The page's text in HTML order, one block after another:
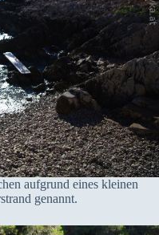
aufgrund eines kleinen
genannt.